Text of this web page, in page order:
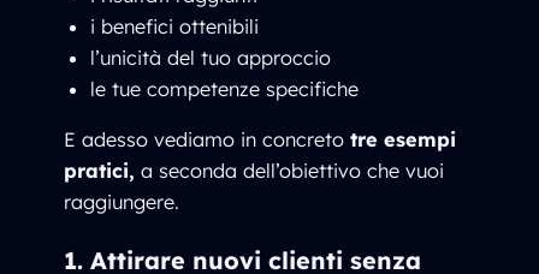
i benefici ottenibili
l’unicità del tuo approccio
le tue competenze specifiche
E adesso vediamo in concreto tre esempi
pratici, a seconda dell’obiettivo che vuoi
raggiungere.
1. Attirare nuovi clienti senza